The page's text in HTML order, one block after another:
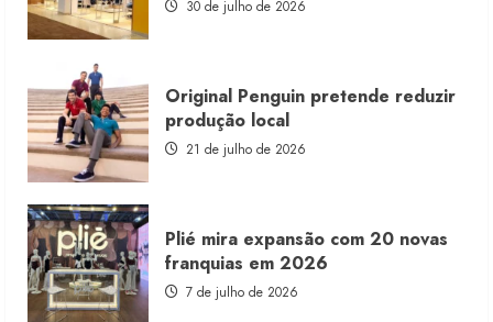
consignado30 de julho de 2026
Original Penguin pretende reduzir
produção local
21 de julho de 2026
Plié mira expansão com 20 novas
franquias em 2026
7 de julho de 2026